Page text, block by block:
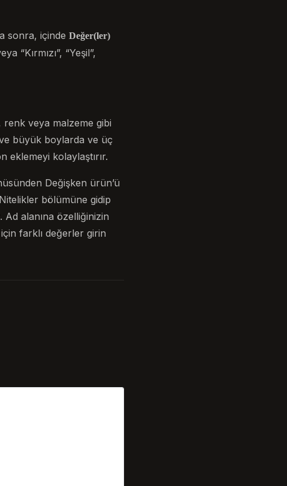
sonra, içinde Değer(ler)
“Kırmızı”, “Yeşil”,
veya malzeme gibi
büyük boylarda ve üç
kolaylaştırır.
Değişken ürün’ü
bölümüne gidip
alanına özelliğinizin
farklı değerler girin